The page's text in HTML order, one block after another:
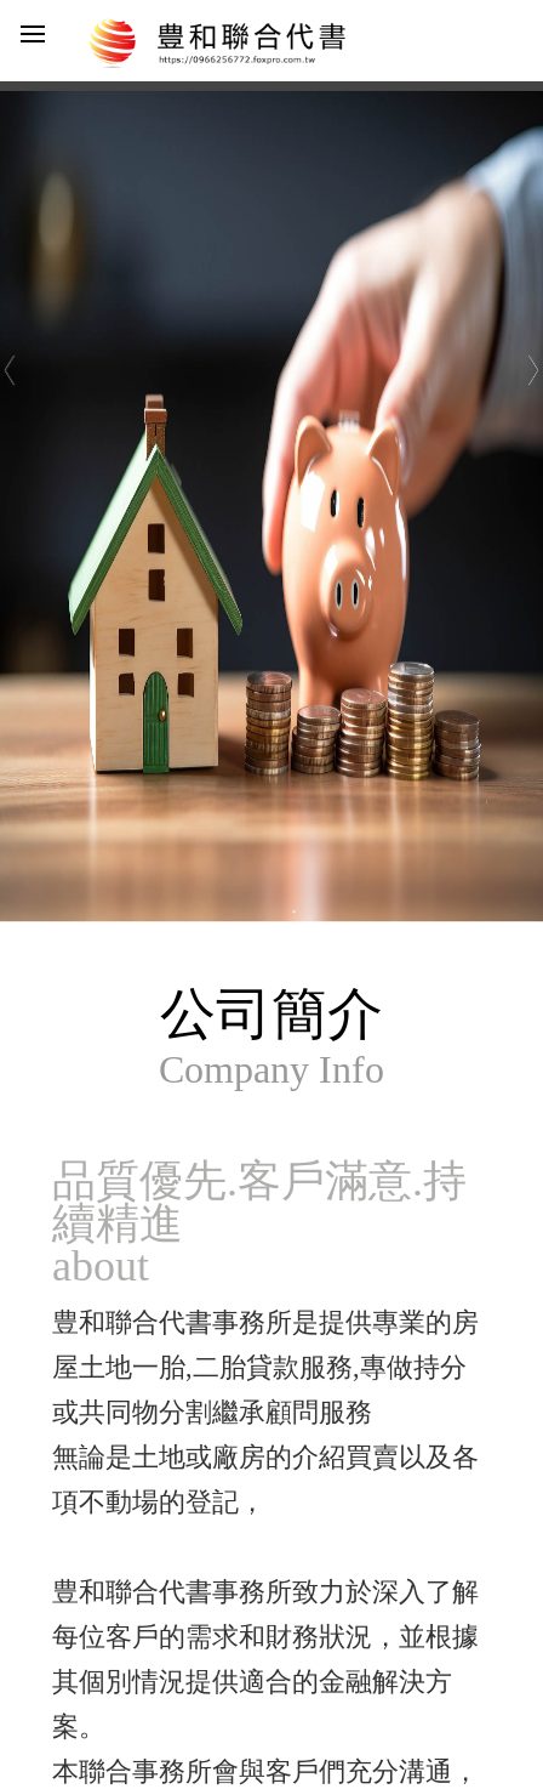
公司簡介
Company Info
品質優先.客戶滿意.持
續精進
about
豊和聯合代書事務所是提供專業的房
屋土地一胎,二胎貸款服務,專做持分
或共同物分割繼承顧問服務
無論是土地或廠房的介紹買賣以及各
項不動場的登記，
豊和聯合代書事務所致力於深入了解
每位客戶的需求和財務狀況，並根據
其個別情況提供適合的金融解決方
案。
本聯合事務所會與客戶們充分溝通，